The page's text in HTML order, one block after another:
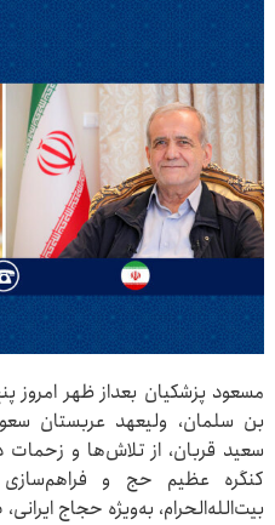
مسعود پزشکیان بعداز ظهر
بن سلمان، ولیعهد عربستان
سعید قربان، از تلاش‌ها و
کنگره عظیم حج و
بیت‌الله‌الحرام، به‌ویژه حجاج